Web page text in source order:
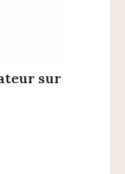
sur